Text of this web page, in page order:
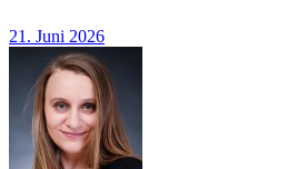
21. Juni 2026